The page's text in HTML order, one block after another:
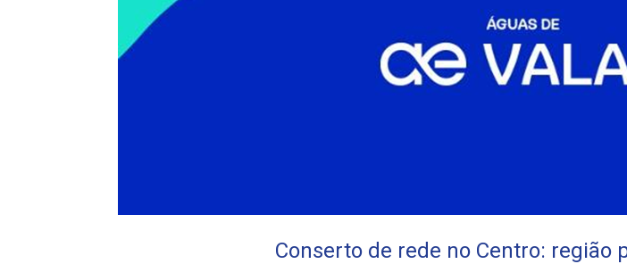
Conserto de rede no Centro: região